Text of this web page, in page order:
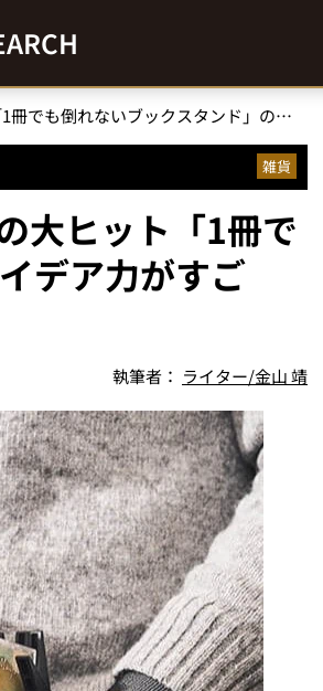
【文具大賞】発売1年で44,800台の大ヒット「1冊でも倒れないブックスタンド」のアイデア力がすごい！気になる開発秘話とは？
雑貨
大ヒット「1冊で
デア力がすご
執筆者： ライター/金山 靖